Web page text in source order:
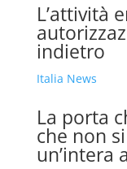
L’attività
indietro
Italia News
La porta
che non
un’intera